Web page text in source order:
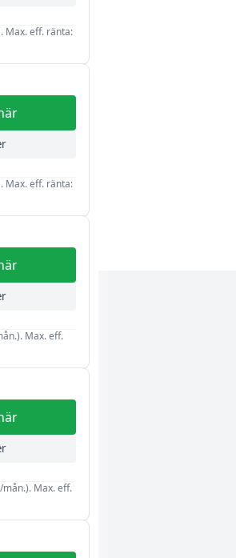
Max. eff. ränta:
Max. eff. ränta:
Max. eff.
Max. eff.